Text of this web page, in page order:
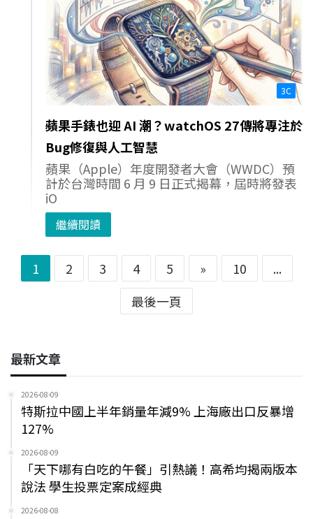
3C
蘋果手錶也迎 AI 潮？watchOS 27傳將專注於
Bug修復與人工智慧
蘋果（Apple）年度開發者大會（WWDC）預
計於台灣時間 6 月 9 日正式揭幕，屆時將發表
iO
繼續閱讀
1 2 3 4 5 » 10
...
最後一頁
最新文章
2026-08-09
特斯拉中國上半年銷量年減9% 上海廠出口反暴增
127%
2026-08-09
「天下哪有白吃的午餐」引熱議！高希均揭兩版本
說法 學生投票定案成經典
2026-08-08